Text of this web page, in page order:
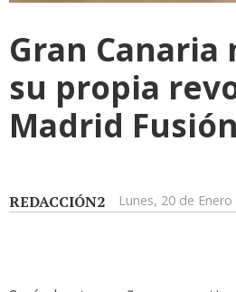
Gran Canaria
su propia
Madrid Fusión
REDACCIÓN2 Lunes, 20 de